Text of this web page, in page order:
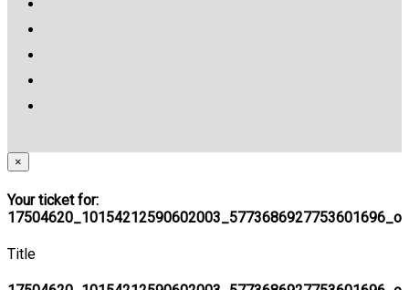
×
Your ticket for:
17504620_10154212590602003_5773686927753601696_o
Title